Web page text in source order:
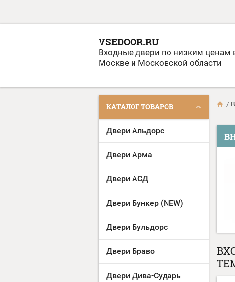
VSEDOOR.RU
Входные двери по низким ценам
Москве и Московской области
КАТАЛОГ ТОВАРОВ
Двери Альдорс
Двери Арма
Двери АСД
Двери Бункер (NEW)
Двери Бульдорс
Двери Браво
Двери Дива-Сударь
/